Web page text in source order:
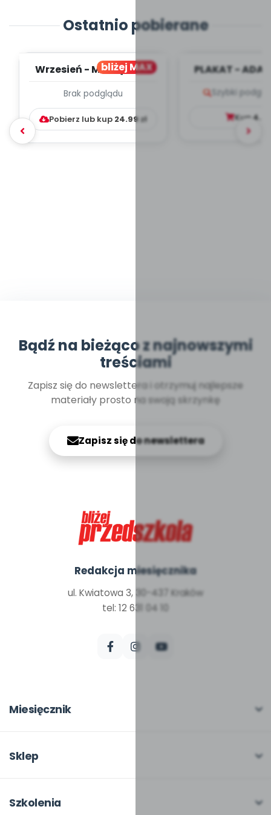
Ostatnio pobierane
bliżej MAX
Wrzesień - MIESIĘCZNY
WYCHOWAWCZO –
DYDAKTYC...
Brak podglądu
Pobierz lub kup 24.99zł
PLAKAT -
Szybki
Kup
Bądź na bieżąco z najnowszymi
treściami
Zapisz się do newslettera i otrzymuj najlepsze
materiały prosto na swoją skrzynkę
Zapisz się do newslettera
Redakcja miesięcznika
ul. Kwiatowa 3, 30-437 Kraków
tel: 12 631 04 10
Miesięcznik
W numerze
Pomoce dydaktyczne
Sklep
Moje zakupy
Szkolenia